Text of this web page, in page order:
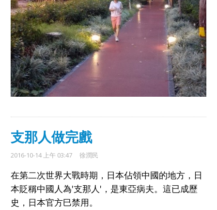
支那人做完戲
2016-10-14 上午 03:47 徐潤民
在第二次世界大戰時期，日本佔領中國的地方，日
本貶稱中國人為'支那人'， 是東亞病夫。這已成歷
史， 日本官方巳禁用。